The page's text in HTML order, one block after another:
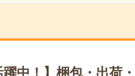
躍中！】梱包・出荷